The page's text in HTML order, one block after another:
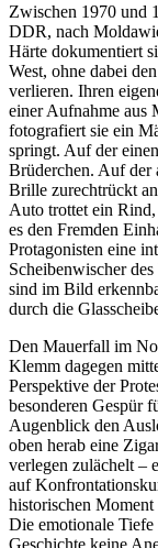
Zwischen 1970 und
DDR, nach
Härte dokumentiert
West, ohne dabei
verlieren. Ihren
einer Aufnahme aus
fotografiert sie ein
springt. Auf der
Brüderchen. Auf der
Brille zurechtrückt
Auto trottet ein
es den Fremden
Protagonisten eine
Scheibenwischer
sind im Bild
durch die
Den Mauerfall im
Klemm dagegen
Perspektive der
besonderen Gespür
Augenblick den
oben herab eine
verlegen zulächelt –
auf
historischen
Die emotionale
Geschichte keine